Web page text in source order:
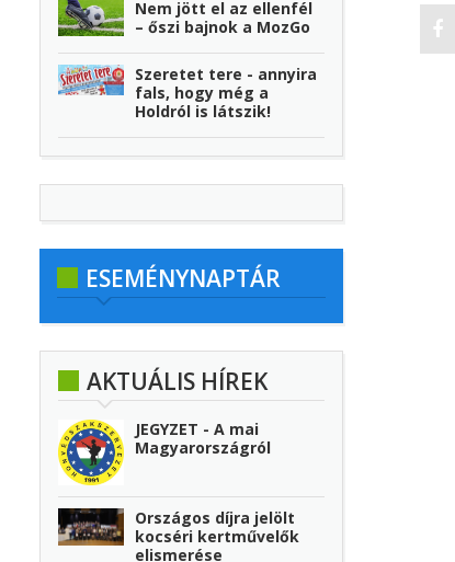
Nem jött el az ellenfél
– őszi bajnok a MozGo
Szeretet tere - annyira
fals, hogy még a
Holdról is látszik!
ESEMÉNYNAPTÁR
AKTUÁLIS HÍREK
JEGYZET - A mai
Magyarországról
Országos díjra jelölt
kocséri kertművelők
elismerése